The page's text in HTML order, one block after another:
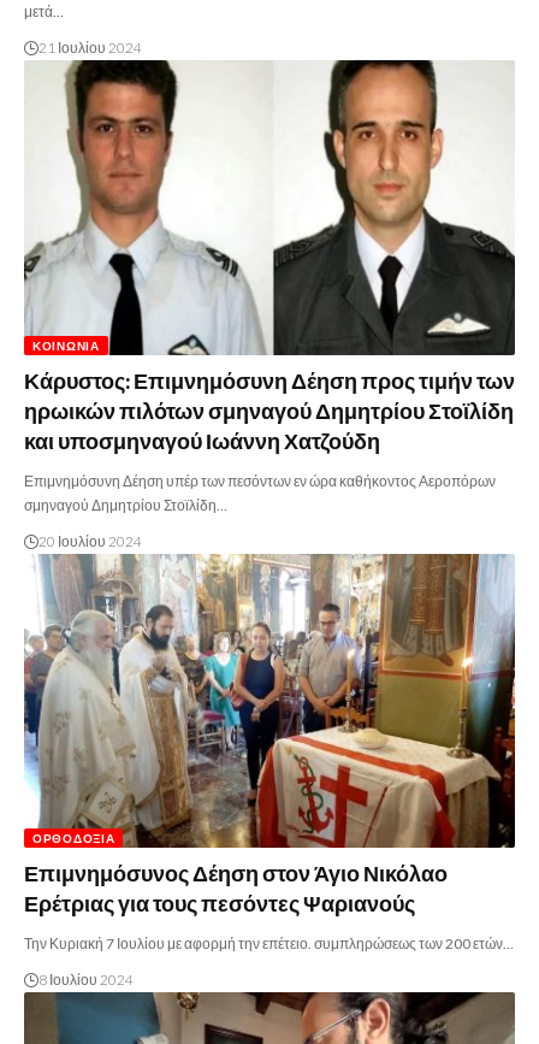
μετά…
21 Ιουλίου 2024
ΚΟΙΝΩΝΊΑ
Κάρυστος: Επιμνημόσυνη Δέηση προς τιμήν των
ηρωικών πιλότων σμηναγού Δημητρίου Στοϊλίδη
και υποσμηναγού Ιωάννη Χατζούδη
Επιμνημόσυνη Δέηση υπέρ των πεσόντων εν ώρα καθήκοντος Αεροπόρων
σμηναγού Δημητρίου Στοϊλίδη…
20 Ιουλίου 2024
ΟΡΘΟΔΟΞΊΑ
Επιμνημόσυνος Δέηση στον Άγιο Νικόλαο
Ερέτριας για τους πεσόντες Ψαριανούς
Την Κυριακή 7 Ιουλίου με αφορμή την επέτειο. συμπληρώσεως των 200 ετών…
8 Ιουλίου 2024